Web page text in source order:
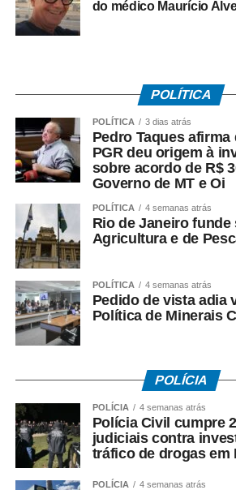
pela Polícia Federal.
firmado pelo Governo do Estado e
– *A investigação da PF teve origem*
criminal apresentada por seu escritório;
– *O acordo com a Oi foi ilegal*, em
– *Houve falhas nos critérios*
valores envolvidos;
– *O fluxo dos recursos públicos
pelas autoridades responsáveis.
O ex-governador destacou ainda que
Supremo Tribunal Federal após
Procuradoria-Geral da República.
*O que investiga a Polícia Federal*
A Operação Heritage apura se houve
negociação envolvendo recursos
acordo com a Oi.
Entre os crimes investigados estão:
criminosa, peculato, lavagem de
Sistema Financeiro Nacional e uso de
do médico Maurício
POLÍTICA
POLÍTICA 3 dias atrás
Pedro Taques
PGR deu origem à
sobre acordo de R$
Governo de MT e Oi
POLÍTICA 4 semanas atrás
Rio de Janeiro funde
Agricultura e de
POLÍTICA 4 semanas atrás
Pedido de vista adia
Política de Minerais
POLÍCIA
POLÍCIA 4 semanas atrás
Polícia Civil cumpre
judiciais contra
tráfico de drogas em
POLÍCIA 4 semanas atrás